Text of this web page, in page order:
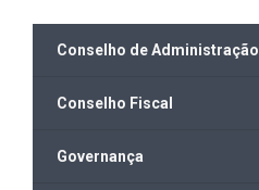
Conselho de Administração
Conselho Fiscal
Governança